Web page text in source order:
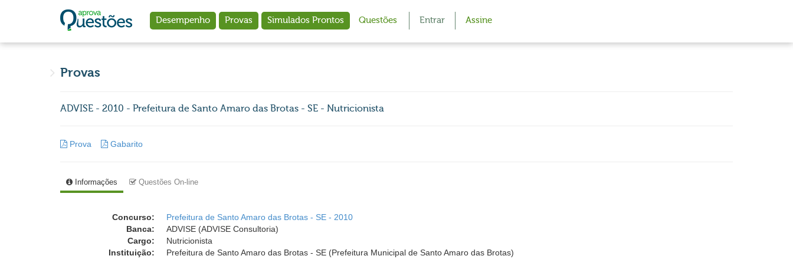
Desempenho Provas Simulados Prontos Questões Entrar Assine
Provas
ADVISE - 2010 - Prefeitura de Santo Amaro das Brotas - SE - Nutricionista
Prova Gabarito
Informações Questões On-line
Concurso:
Prefeitura de Santo Amaro das Brotas - SE - 2010
Banca:
ADVISE (ADVISE Consultoria)
Cargo:
Nutricionista
Instituição:
Prefeitura de Santo Amaro das Brotas - SE (Prefeitura Municipal de Santo Amaro das Brotas)